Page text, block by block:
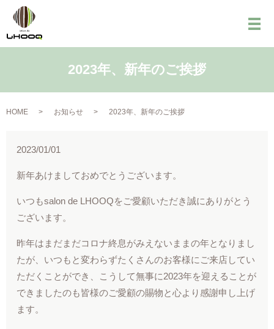
メ
2023年、新年のご挨拶
HOME お知らせ 2023年、新年のご挨拶
2023/01/01
新年あけましておめでとうございます。
いつもsalon de LHOOQをご愛顧いただき誠にありがとう
ございます。
昨年はまだまだコロナ終息がみえないままの年となりまし
たが、いつもと変わらずたくさんのお客様にご来店してい
ただくことができ、こうして無事に2023年を迎えることが
できましたのも皆様のご愛顧の賜物と心より感謝申し上げ
ます。